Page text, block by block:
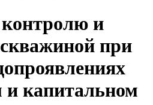
и
при
капитальном